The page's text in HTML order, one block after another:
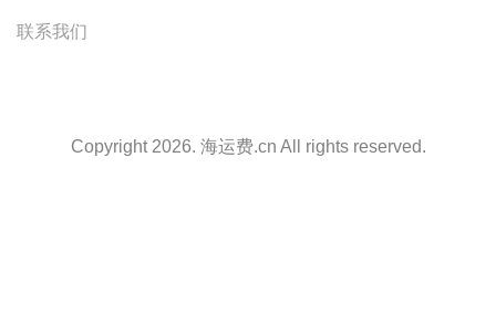
联系我们
Copyright 2026. 海运费.cn All rights reserved.